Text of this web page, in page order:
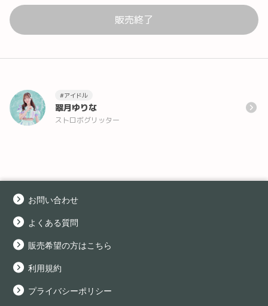
販売終了
#アイドル
翠月ゆりな
ストロボグリッター
お問い合わせ
よくある質問
販売希望の方はこちら
利用規約
プライバシーポリシー